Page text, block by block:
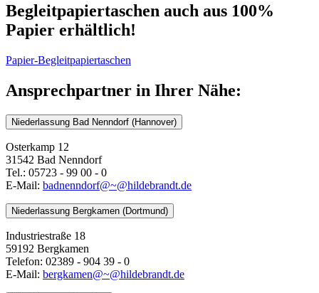
Begleitpapiertaschen auch aus 100%
Papier erhältlich!
Papier-Begleitpapiertaschen
Ansprechpartner in Ihrer Nähe:
Niederlassung Bad Nenndorf (Hannover)
Osterkamp 12
31542 Bad Nenndorf
Tel.: 05723 - 99 00 - 0
E-Mail: badnenndorf@~@hildebrandt.de
Niederlassung Bergkamen (Dortmund)
Industriestraße 18
59192 Bergkamen
Telefon: 02389 - 904 39 - 0
E-Mail: bergkamen@~@hildebrandt.de